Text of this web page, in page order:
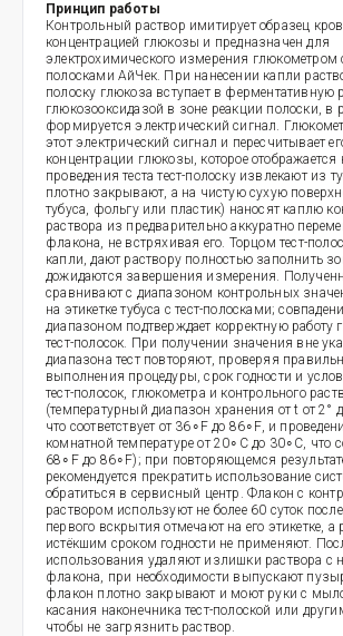
Принцип работы
Контрольный раствор имитирует образец
концентрацией глюкозы и предназначен для
электрохимического измерения глюкометром
полосками АйЧек. При нанесении капли
полоску глюкоза вступает в ферментативную
глюкозооксидазой в зоне реакции полоски, в
формируется электрический сигнал.
этот электрический сигнал и пересчитывает
концентрации глюкозы, которое отображается
проведения теста тест-полоску извлекают из
плотно закрывают, а на чистую сухую
тубуса, фольгу или пластик) наносят каплю
раствора из предварительно аккуратно
флакона, не встряхивая его. Торцом тест-
капли, дают раствору полностью заполнить
дожидаются завершения измерения.
сравнивают с диапазоном контрольных
на этикетке тубуса с тест-полосками;
диапазоном подтверждает корректную работу
тест-полосок. При получении значения вне
диапазона тест повторяют, проверяя
выполнения процедуры, срок годности и
тест-полосок, глюкометра и контрольного
(температурный диапазон хранения от t от 2°
что соответствует от 36∘F до 86∘F, и
комнатной температуре от 20∘C до 30∘C, что
68∘F до 86∘F); при повторяющемся
рекомендуется прекратить использование
обратиться в сервисный центр. Флакон с
раствором используют не более 60 суток
первого вскрытия отмечают на его этикетке, а
истёкшим сроком годности не применяют.
использования удаляют излишки раствора с
флакона, при необходимости выпускают
флакон плотно закрывают и моют руки с
касания наконечника тест-полоской или
чтобы не загрязнить раствор.